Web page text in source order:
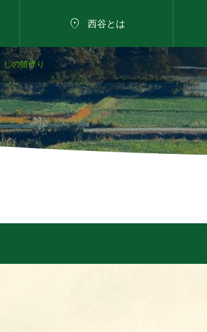
 西谷とは
2026年8月8日
夏の植物観察会
しの笛作り